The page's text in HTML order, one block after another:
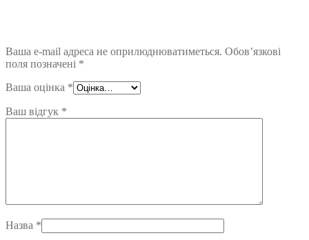
Ваша e-mail адреса не оприлюднюватиметься. Обов’язкові
поля позначені *
Ваша оцінка *
Ваш відгук *
Назва *